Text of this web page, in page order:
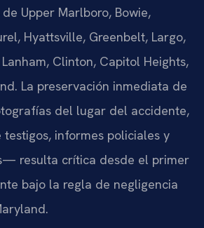
Upper Marlboro, Bowie,
Hyattsville, Greenbelt, Largo,
Clinton, Capitol Heights,
La preservación inmediata de
del lugar del accidente,
informes policiales y
resulta crítica desde el primer
bajo la regla de negligencia